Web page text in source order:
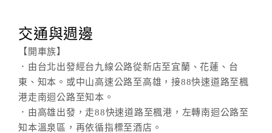
交通與週邊
【開車族】
．由台北出發經台九線公路從新店至宜蘭、花蓮、台
東、知本。或中山高速公路至高雄，接88快速道路至楓
港走南迴公路至知本。
．由高雄出發，走88快速道路至楓港，左轉南迴公路至
知本溫泉區，再依循指標至酒店。